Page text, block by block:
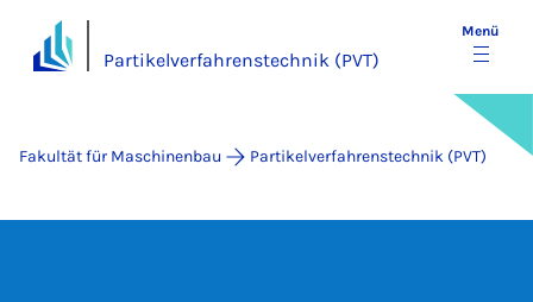
Partikelverfahrenstechnik (PVT)
Menü
Fakultät für Maschinenbau Partikelverfahrenstechnik (PVT)